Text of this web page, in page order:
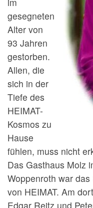
gesegneten
Alter von
93 Jahren
gestorben.
Allen, die
sich in der
Tiefe des
HEIMAT-
Kosmos zu
Hause
fühlen, muss nicht
Das Gasthaus Molz
Woppenroth war
von HEIMAT. Am
Edgar Reitz und